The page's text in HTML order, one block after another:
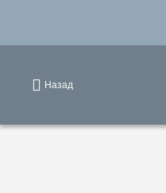
Назад